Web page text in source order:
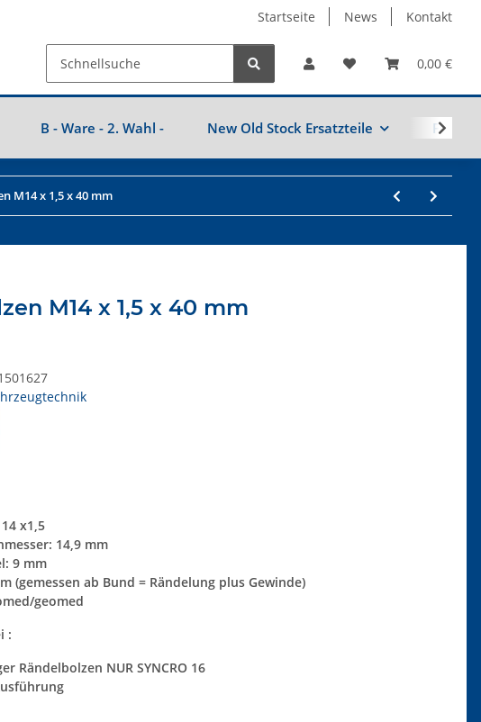
Startseite News Kontakt
0,00 €
B - Ware - 2. Wahl - New Old Stock Ersatzteile
M14 x 1,5 x 40 mm
M14 x 1,5 x 40 mm
x1,5
14,9 mm
9 mm
(gemessen ab Bund = Rändelung plus Gewinde)
geomed
:
Rändelbolzen NUR SYNCRO 16